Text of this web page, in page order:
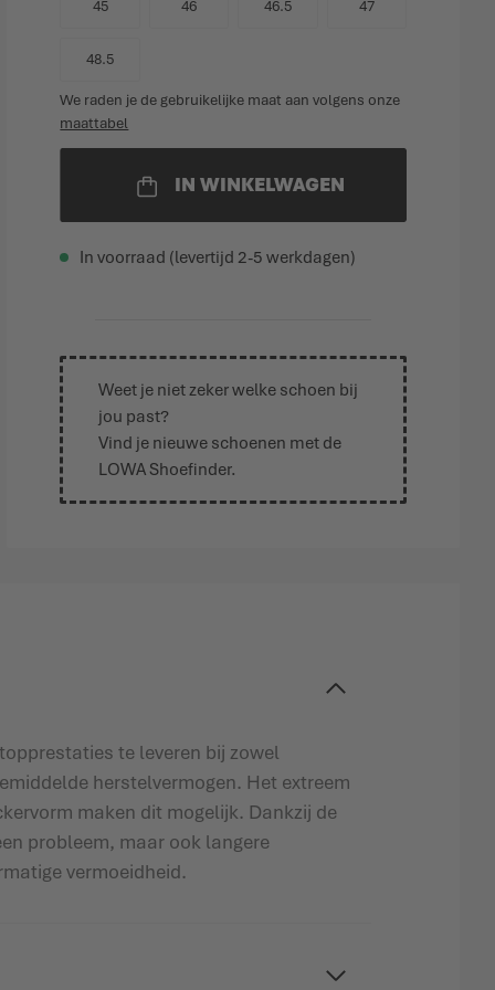
45 46 46.5 47
48.5
We raden je de gebruikelijke maat aan volgens onze
maattabel
IN WINKELWAGEN
In voorraad (levertijd 2-5 werkdagen)
Weet je niet zeker welke schoen bij
jou past?
Vind je nieuwe schoenen met de
LOWA Shoefinder.
te leveren bij zowel
herstelvermogen. Het extreem
maken dit mogelijk. Dankzij de
probleem, maar ook langere
vermoeidheid.